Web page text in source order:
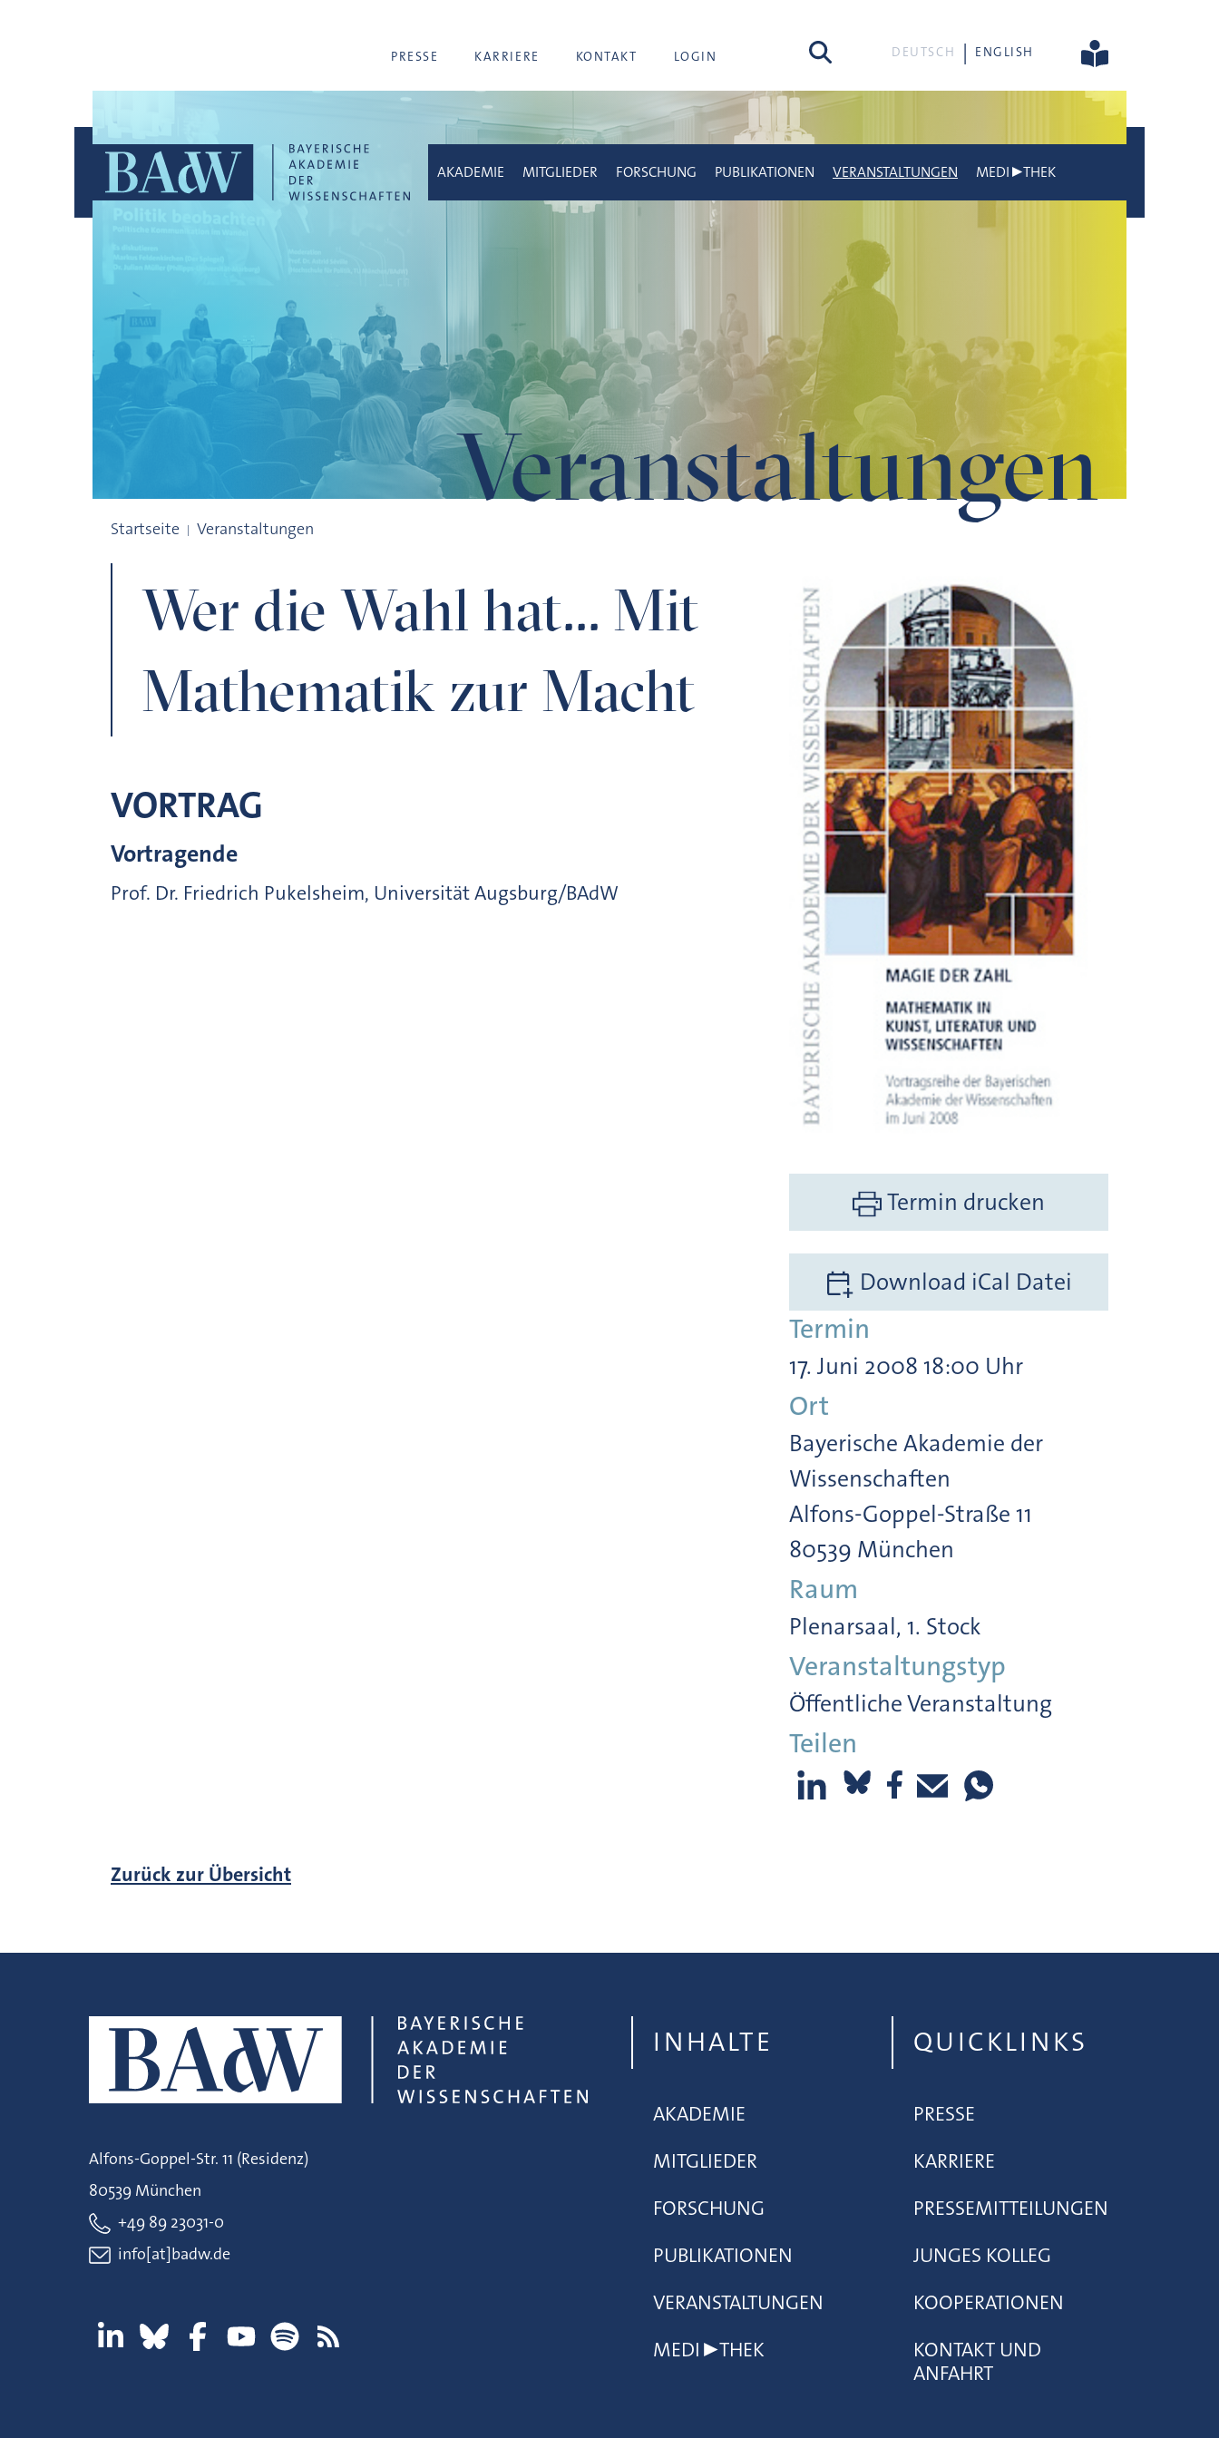
PRESSE KARRIERE KONTAKT LOGIN Suche DEUTSCH ENGLISH
Veranstaltungen
AKADEMIE MITGLIEDER FORSCHUNG PUBLIKATIONEN VERANSTALTUNGEN MEDI▶THEK
Startseite Veranstaltungen
Wer die Wahl hat... Mit
Mathematik zur Macht
VORTRAG
Vortragende
Prof. Dr. Friedrich Pukelsheim, Universität Augsburg/BAdW
Termin drucken
Download iCal Datei
Termin
17. Juni 2008 18:00 Uhr
Ort
Bayerische Akademie der
Wissenschaften
Alfons-Goppel-Straße 11
80539 München
Raum
Plenarsaal, 1. Stock
Veranstaltungstyp
Öffentliche Veranstaltung
Teilen
Zurück zur Übersicht
Alfons-Goppel-Str. 11 (Residenz)
80539 München
+49 89 23031-0
info[at]badw.de
INHALTE
AKADEMIE
MITGLIEDER
FORSCHUNG
PUBLIKATIONEN
VERANSTALTUNGEN
MEDI▶THEK
QUICKLINKS
PRESSE
KARRIERE
PRESSEMITTEILUNGEN
JUNGES KOLLEG
KOOPERATIONEN
KONTAKT UND
ANFAHRT